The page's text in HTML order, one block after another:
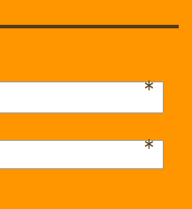
*
*